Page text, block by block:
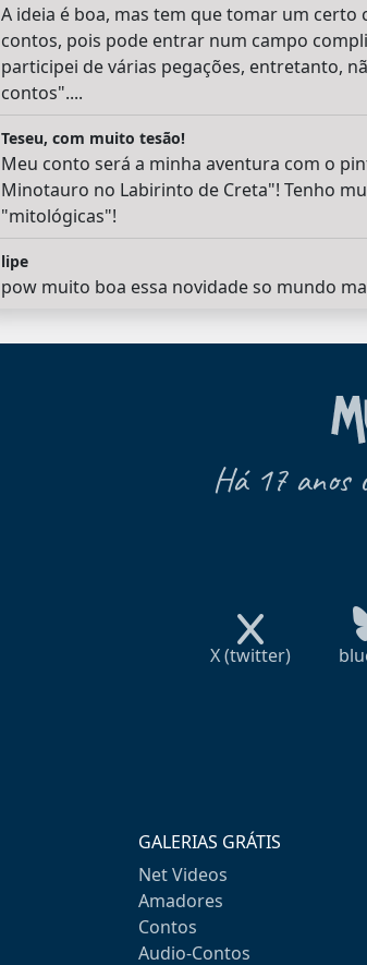
A ideia é boa, mas tem que tomar um
contos, pois pode entrar num campo
participei de várias pegações, entretanto,
contos"....
Teseu, com muito tesão!
Meu conto será a minha aventura com o
Minotauro no Labirinto de Creta"! Tenho
"mitológicas"!
lipe
pow muito boa essa novidade so mundo
Há 17 anos
X (twitter)
GALERIAS GRÁTIS
Net Videos
Amadores
Contos
Audio-Contos